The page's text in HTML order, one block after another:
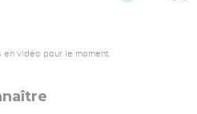
vidéo pour le moment.